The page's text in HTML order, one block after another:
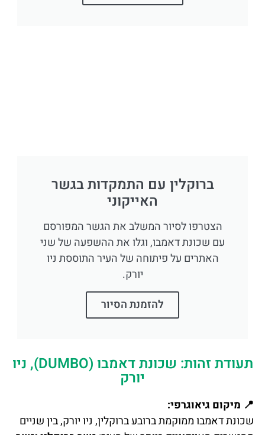
ברוקלין עם התמקדות בגשר
האייקוני
הצטרפו לסיור המשלב את הגשר המפורסם
עם שכונת דאמבו, וגלו את ההשפעה של שני
האתרים על פיתוחה של העיר התוססת ניו
יורק.
להזמנת הסיור
תעודת זהות: שכונת דאמבו (DUMBO), ניו
יורק
📍 מיקום גיאוגרפי:
שכונת דאמבו ממוקמת ברובע ברוקלין, ניו יורק, בין שניים